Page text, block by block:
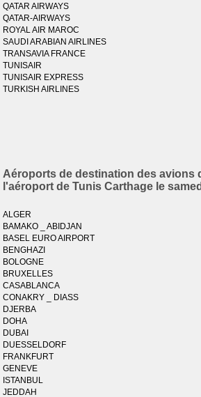
QATAR AIRWAYS
QATAR-AIRWAYS
ROYAL AIR MAROC
SAUDI ARABIAN AIRLINES
TRANSAVIA FRANCE
TUNISAIR
TUNISAIR EXPRESS
TURKISH AIRLINES
Aéroports de destination des avions
l'aéroport de Tunis Carthage le
ALGER
BAMAKO _ ABIDJAN
BASEL EURO AIRPORT
BENGHAZI
BOLOGNE
BRUXELLES
CASABLANCA
CONAKRY _ DIASS
DJERBA
DOHA
DUBAI
DUESSELDORF
FRANKFURT
GENEVE
ISTANBUL
JEDDAH